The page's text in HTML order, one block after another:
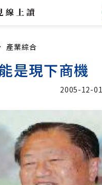
產業綜合
是現下商機
2005-12-01